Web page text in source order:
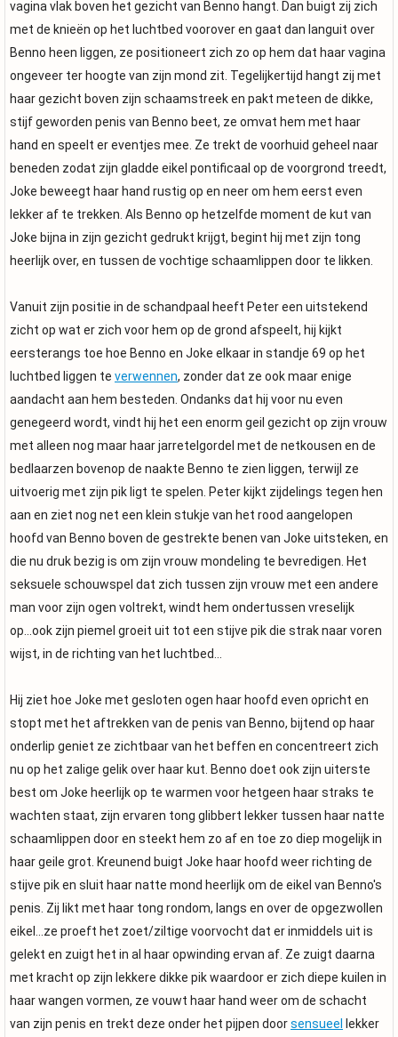
vagina vlak boven het gezicht van Benno hangt. Dan buigt zij zich
met de knieën op het luchtbed voorover en gaat dan languit over
Benno heen liggen, ze positioneert zich zo op hem dat haar vagina
ongeveer ter hoogte van zijn mond zit. Tegelijkertijd hangt zij met
haar gezicht boven zijn schaamstreek en pakt meteen de dikke,
stijf geworden penis van Benno beet, ze omvat hem met haar
hand en speelt er eventjes mee. Ze trekt de voorhuid geheel naar
beneden zodat zijn gladde eikel pontificaal op de voorgrond treedt,
Joke beweegt haar hand rustig op en neer om hem eerst even
lekker af te trekken. Als Benno op hetzelfde moment de kut van
Joke bijna in zijn gezicht gedrukt krijgt, begint hij met zijn tong
heerlijk over, en tussen de vochtige schaamlippen door te likken.
Vanuit zijn positie in de schandpaal heeft Peter een uitstekend
zicht op wat er zich voor hem op de grond afspeelt, hij kijkt
eersterangs toe hoe Benno en Joke elkaar in standje 69 op het
luchtbed liggen te verwennen, zonder dat ze ook maar enige
aandacht aan hem besteden. Ondanks dat hij voor nu even
genegeerd wordt, vindt hij het een enorm geil gezicht op zijn vrouw
met alleen nog maar haar jarretelgordel met de netkousen en de
bedlaarzen bovenop de naakte Benno te zien liggen, terwijl ze
uitvoerig met zijn pik ligt te spelen. Peter kijkt zijdelings tegen hen
aan en ziet nog net een klein stukje van het rood aangelopen
hoofd van Benno boven de gestrekte benen van Joke uitsteken, en
die nu druk bezig is om zijn vrouw mondeling te bevredigen. Het
seksuele schouwspel dat zich tussen zijn vrouw met een andere
man voor zijn ogen voltrekt, windt hem ondertussen vreselijk
op...ook zijn piemel groeit uit tot een stijve pik die strak naar voren
wijst, in de richting van het luchtbed...
Hij ziet hoe Joke met gesloten ogen haar hoofd even opricht en
stopt met het aftrekken van de penis van Benno, bijtend op haar
onderlip geniet ze zichtbaar van het beffen en concentreert zich
nu op het zalige gelik over haar kut. Benno doet ook zijn uiterste
best om Joke heerlijk op te warmen voor hetgeen haar straks te
wachten staat, zijn ervaren tong glibbert lekker tussen haar natte
schaamlippen door en steekt hem zo af en toe zo diep mogelijk in
haar geile grot. Kreunend buigt Joke haar hoofd weer richting de
stijve pik en sluit haar natte mond heerlijk om de eikel van Benno's
penis. Zij likt met haar tong rondom, langs en over de opgezwollen
eikel...ze proeft het zoet/ziltige voorvocht dat er inmiddels uit is
gelekt en zuigt het in al haar opwinding ervan af. Ze zuigt daarna
met kracht op zijn lekkere dikke pik waardoor er zich diepe kuilen in
haar wangen vormen, ze vouwt haar hand weer om de schacht
van zijn penis en trekt deze onder het pijpen doorsensueel
lekker